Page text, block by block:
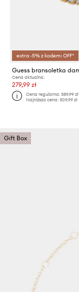
extra -5% z kodem: OFF*
Cena aktualna:
279,99 zł
Cena regularna:389,99 zł
Najniższa cena:309,99 zł
Gift Box